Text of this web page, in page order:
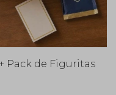
Pack de Figuritas